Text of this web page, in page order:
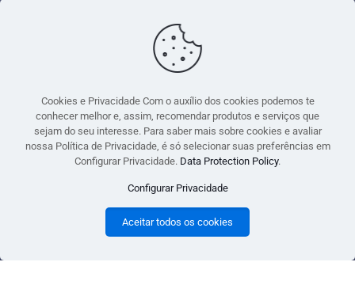
© 2020 - Yoshie & Maia Corretora de Seguros Ltda - CNPJ:
05.459.716/0001-75 - SUSEP: 100637106 AV DOS
PAVIMENTO - CEP 06.020-012 - VILA YARA - OSASCO - UF SP -
TELEFONE - (11) 8251-9266
Cookies e Privacidade Com o auxílio dos cookies podemos te
conhecer melhor e, assim, recomendar produtos e serviços que
sejam do seu interesse. Para saber mais sobre cookies e avaliar
nossa Política de Privacidade, é só selecionar suas preferências em
Configurar Privacidade. Data Protection Policy.
Configurar Privacidade
Aceitar todos os cookies